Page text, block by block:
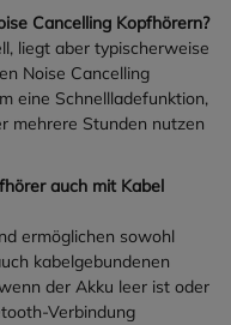
Cancelling Kopfhörern?
liegt aber typischerweise
Noise Cancelling
eine Schnellladefunktion,
mehrere Stunden nutzen
auch mit Kabel
ermöglichen sowohl
kabelgebundenen
der Akku leer ist oder
Verbindung